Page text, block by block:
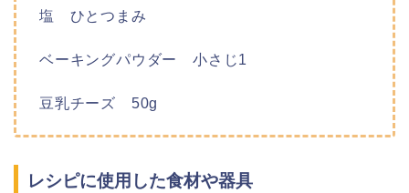
塩 ひとつまみ
ベーキングパウダー 小さじ1
豆乳チーズ 50g
レシピに使用した食材や器具